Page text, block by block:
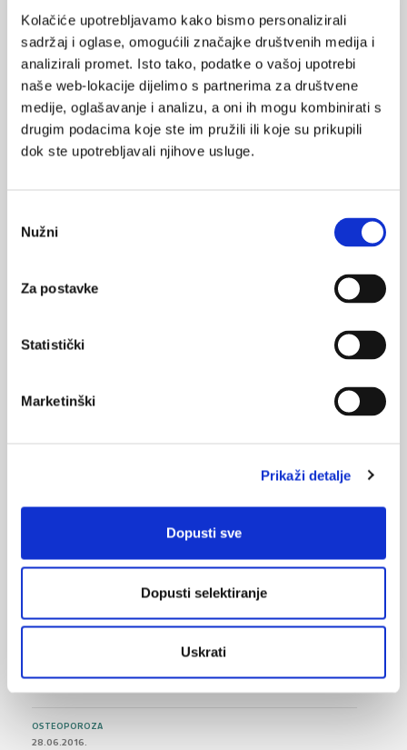
Kolačiće upotrebljavamo kako bismo personalizirali
sadržaj i oglase, omogućili značajke društvenih medija i
analizirali promet. Isto tako, podatke o vašoj upotrebi
naše web-lokacije dijelimo s partnerima za društvene
medije, oglašavanje i analizu, a oni ih mogu kombinirati s
drugim podacima koje ste im pružili ili koje su prikupili
dok ste upotrebljavali njihove usluge.
pristanka
Nužni
Za postavke
Statistički
Marketinški
Prikaži detalje
Dopusti sve
Dopusti selektiranje
Uskrati
14.07.2025.
Kako spriječiti, liječiti i živjeti s ranim rakom dojke?
03.01.2025.
Hormonska kontracepcija i rizik od raka dojke
22.03.2023.
otkrivanja raka dojke
Magnetna rezonanca dojki – gdje smo 2021?
>
<
14.07.2016.
Što su probiotici i kako se proizvode?
OSTEOPOROZA
28.06.2016.